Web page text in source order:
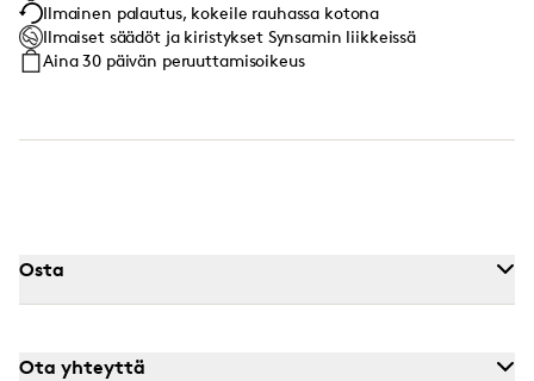
Ilmainen palautus, kokeile rauhassa kotona
Ilmaiset säädöt ja kiristykset Synsamin liikkeissä
Aina 30 päivän peruuttamisoikeus
Osta
Ota yhteyttä